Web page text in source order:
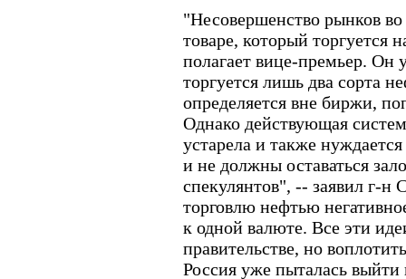
"Несовершенство рынков
товаре, который
полагает вице-премьер. Он
торгуется лишь два сорта
определяется вне биржи,
Однако действующая
устарела и также
и не должны оставаться
спекулянтов", -- заявил г-н
торговлю нефтью
к одной валюте. Все эти
правительстве, но
Россия уже пыталась